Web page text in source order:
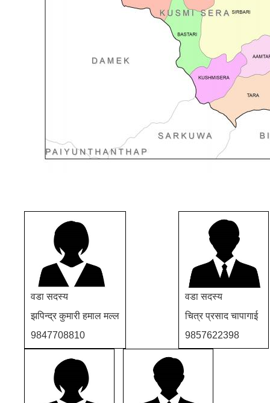
वडा सदस्य
झपिन्द्र कुमारी हमाल मल्ल
9847708810
वडा सदस्य
चित्र प्रसाद चापागाई
9857622398